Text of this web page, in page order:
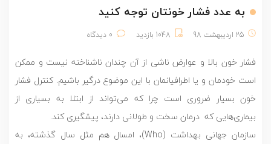
به عدد فشار خونتان توجه کنید
25 اردیبهشت 98 1048 بازدید 0 دیدگاه
فشار خون بالا و عوارض ناشی از آن چندان ناشناخته نیست و ممکن
است خودمان و یا اطرافیانمان با این موضوع درگیر باشیم. کنترل فشار
خون بسیار ضروری است چرا که می‌تواند از ابتلا به بسیاری از
بیماری‌هایی که درمان سخت و طولانی دارند، پیشگیری کند.
سازمان جهانی بهداشت (Who)، امسال هم مثل سال گذشته، به